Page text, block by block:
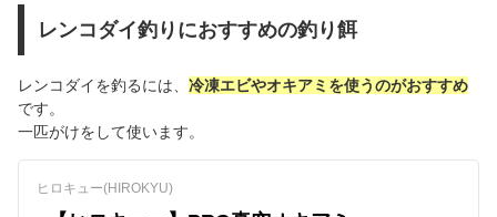
レンコダイ釣りにおすすめの釣り餌
レンコダイを釣るには、 冷凍エビやオキアミを使うのがおすすめ
です。
一匹がけをして使います。
ヒロキュー(HIROKYU)